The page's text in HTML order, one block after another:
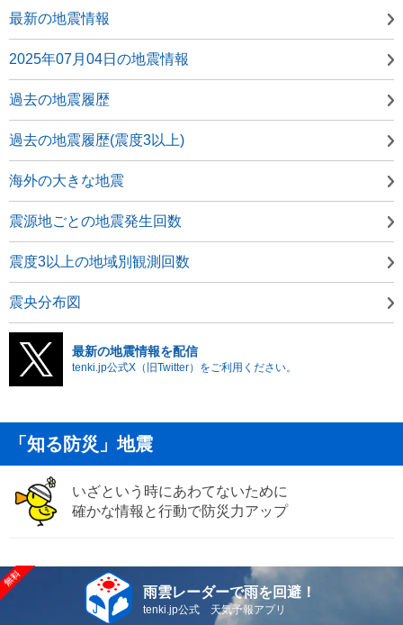
最新の地震情報
2025年07月04日の地震情報
過去の地震履歴
過去の地震履歴(震度3以上)
海外の大きな地震
震源地ごとの地震発生回数
震度3以上の地域別観測回数
震央分布図
最新の地震情報を配信
tenki.jp公式X（旧Twitter）をご利用ください。
「知る防災」地震
いざという時にあわてないために
確かな情報と行動で防災力アップ
雨雲レーダーで雨を回避！
tenki.jp公式 天気予報アプリ